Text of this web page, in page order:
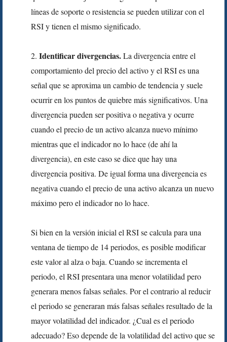
líneas de soporte o resistencia se pueden utilizar con el
RSI y tienen el mismo significado.
2.Identificar divergencias.La divergencia entre el
comportamiento del precio del activo y el RSI es una
señal que se aproxima un cambio de tendencia y suele
ocurrir en los puntos de quiebre más significativos. Una
divergencia pueden ser positiva o negativa y ocurre
cuando el precio de un activo alcanza nuevo mínimo
mientras que el indicador no lo hace (de ahí la
divergencia), en este caso se dice que hay una
divergencia positiva. De igual forma una divergencia es
negativa cuando el precio de una activo alcanza un nuevo
máximo pero el indicador no lo hace.
Si bien en la versión inicial el RSI se calcula para una
ventana de tiempo de 14 periodos, es posible modificar
este valor al alza o baja. Cuando se incrementa el
periodo, el RSI presentara una menor volatilidad pero
generara menos falsas señales. Por el contrario al reducir
el periodo se generaran más falsas señales resultado de la
mayor volatilidad del indicador. ¿Cual es el periodo
adecuado? Eso depende de la volatilidad del activo que se